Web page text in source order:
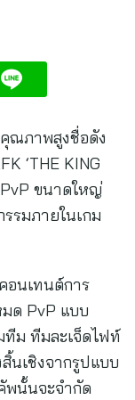
ณภาพสูงชื่อดัง
‘THE KING
PvP ขนาดใหญ่
รมภายในเกม
อนเทนต์การ
มด PvP แบบ
ทีม ทีมละเจ็ดไฟท์
นเชิงจากรูปแบบ
พนั้นจะจำกัด